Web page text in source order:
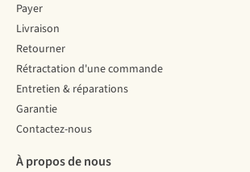
Payer
Livraison
Retourner
Rétractation d'une commande
Entretien & réparations
Garantie
Contactez-nous
À propos de nous